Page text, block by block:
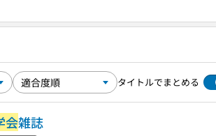
タイトルでまとめる
会雑誌